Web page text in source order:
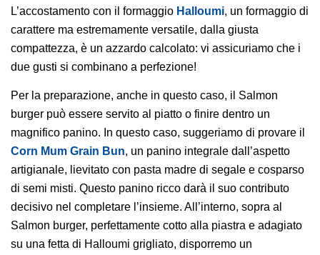
L’accostamento con il formaggio Halloumi, un formaggio di
carattere ma estremamente versatile, dalla giusta
compattezza, è un azzardo calcolato: vi assicuriamo che i
due gusti si combinano a perfezione!
Per la preparazione, anche in questo caso, il Salmon
burger può essere servito al piatto o finire dentro un
magnifico panino. In questo caso, suggeriamo di provare il
Corn Mum Grain Bun, un panino integrale dall’aspetto
artigianale, lievitato con pasta madre di segale e cosparso
di semi misti. Questo panino ricco darà il suo contributo
decisivo nel completare l’insieme. All’interno, sopra al
Salmon burger, perfettamente cotto alla piastra e adagiato
su una fetta di Halloumi grigliato, disporremo un